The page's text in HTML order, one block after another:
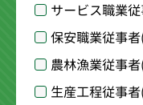
サービス職業
保安職業従事者
農林漁業従事者
生産工程従事者